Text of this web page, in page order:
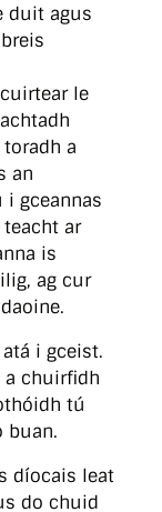
duit agus
le
a
an
gceannas
ar
is
ag cur
i gceist.
a chuirfidh
tú
buan.
díocais leat
do chuid